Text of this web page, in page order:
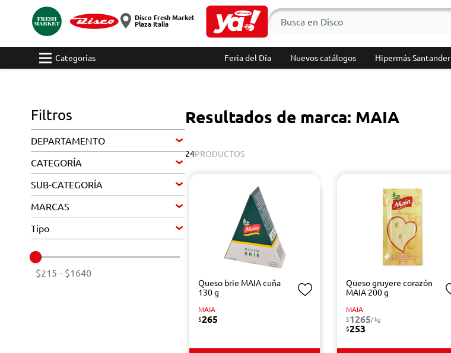
Disco Fresh Market
Plaza Italia
Categorías Feria del Día Nuevos catálogos Hipermás Santander
Filtros
DEPARTAMENTO
CATEGORÍA
SUB-CATEGORÍA
MARCAS
Tipo
$215 - $1640
Resultados de marca: MAIA
24PRODUCTOS
Queso brie MAIA cuña
130 g
MAIA
$265
Queso gruyere corazón
MAIA 200 g
MAIA
$1265/ kg
$253